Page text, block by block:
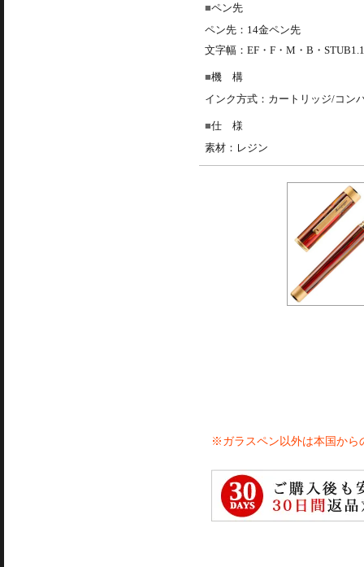
ペン先
ペン先：14金ペン先
文字幅：EF・F・M・B・
機 構
インク方式：カートリッジ/コン
仕 様
素材：レジン
※ガラスペン以外は本国から